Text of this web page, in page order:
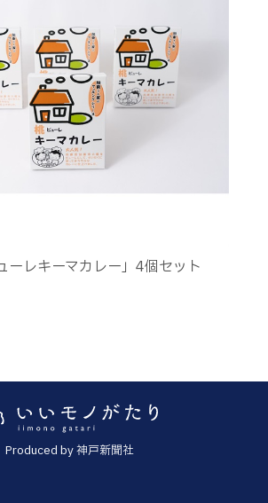
ーレキーマカレー」4個セット
Produced by 神戸新聞社